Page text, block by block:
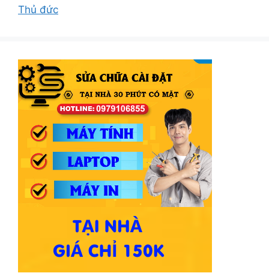
Thủ đức